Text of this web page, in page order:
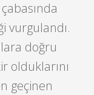
vurgulandı.
doğru
olduklarını
geçinen